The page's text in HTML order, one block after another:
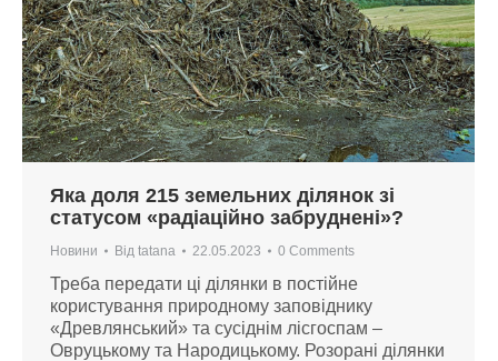
Яка доля 215 земельних ділянок зі
статусом «радіаційно забруднені»?
Новини Від tatana 22.05.2023 0 Comments
Треба передати ці ділянки в постійне
користування природному заповіднику
«Древлянський» та сусіднім лісгоспам –
Овруцькому та Народицькому. Розорані ділянки